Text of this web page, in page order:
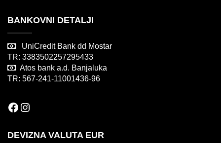
BANKOVNI DETALJI
UniCredit Bank dd Mostar
TR: 3383502257295433
Atos bank a.d. Banjaluka
TR: 567-241-11001436-96
Facebook
DEVIZNA VALUTA EUR